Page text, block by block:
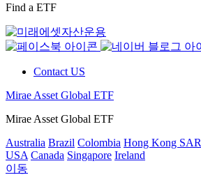
Find a ETF
Contact US
Mirae Asset Global ETF
Mirae Asset Global ETF
Australia Brazil Colombia Hong Kong SAR
USA Canada Singapore Ireland
이동